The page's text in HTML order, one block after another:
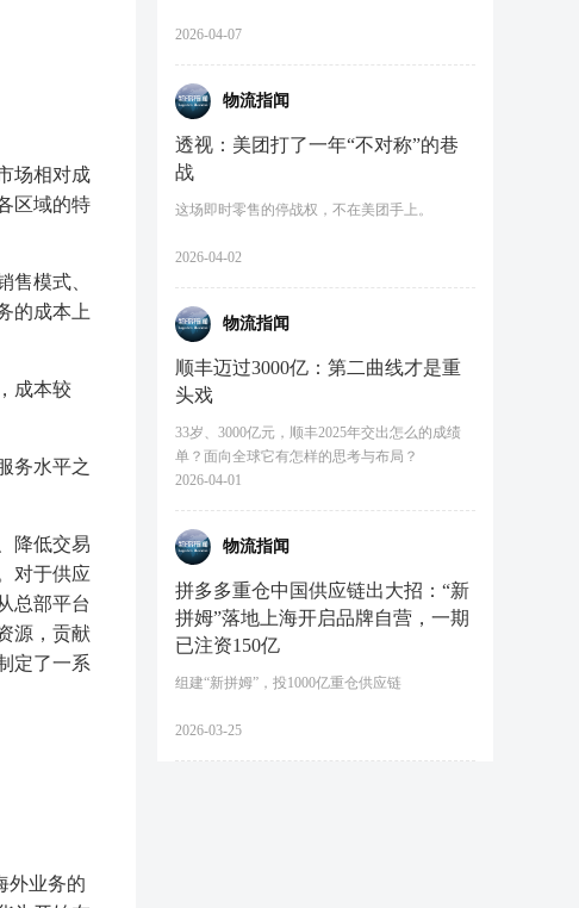
2026-04-07
物流指闻
透视：美团打了一年“不对称”的巷
战
这场即时零售的停战权，不在美团手上。
2026-04-02
物流指闻
顺丰迈过3000亿：第二曲线才是重
头戏
33岁、3000亿元，顺丰2025年交出怎么的成绩
单？面向全球它有怎样的思考与布局？
2026-04-01
物流指闻
拼多多重仓中国供应链出大招：“新
拼姆”落地上海开启品牌自营，一期
已注资150亿
组建“新拼姆”，投1000亿重仓供应链
2026-03-25
场相对成
区域的特
售模式、
的成本上
成本较
务水平之
降低交易
对于供应
总部平台
源，贡献
定了一系
外业务的